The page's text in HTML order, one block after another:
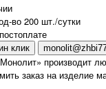
во 200 шт./сутки
клик
производит
заказ на изделие